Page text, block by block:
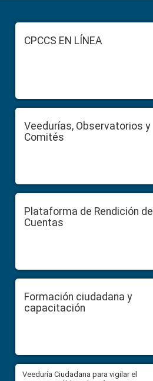
FooterCPCCS EN LÍNEA
Veedurías, Observatorios y
Comités
Plataforma de Rendición de
Cuentas
Formación ciudadana y
capacitación
Veeduría Ciudadana para vigilar el